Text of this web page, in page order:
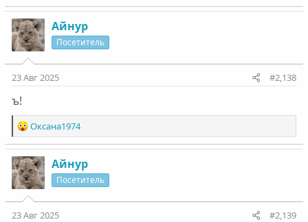
Айнур
Посетитель
23 Авг 2025 #2,138
ъ!
Р
е
а
к
ц
и
и
:
Оксана1974
Айнур
Посетитель
23 Авг 2025 #2,139